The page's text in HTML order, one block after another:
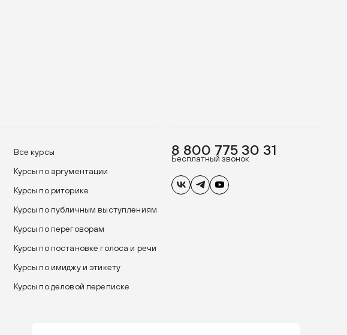
Все курсы
Курсы по аргументации
Курсы по риторике
Курсы по публичным выступлениям
Курсы по переговорам
Курсы по постановке голоса и речи
Курсы по имиджу и этикету
Курсы по деловой переписке
8 800 775 30 31
Бесплатный звонок